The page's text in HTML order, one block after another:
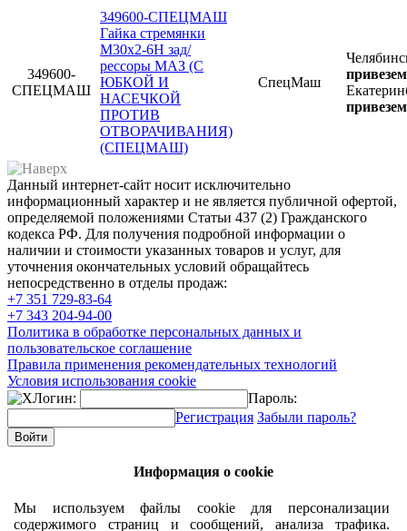
349600-
СПЕЦМАШ
349600-СПЕЦМАШ
Гайка стремянки
М30х2-6Н зад/
рессоры МАЗ (С
ЮБКОЙ И
НАСЕЧКОЙ
ПРОТИВ
ОТВОРАЧИВАНИЯ)
(СПЕЦМАШ)
СпецМаш
Данный интернет-сайт носит исключительно
информационный характер и не является публичной офертой,
определяемой положениями Статьи 437 (2) Гражданского
кодекса РФ. Для получения подробной информации о
наличии и стоимости указанных товаров и услуг, для
уточнения окончательных условий обращайтесь
непосредственно в отделы продаж:
+7 351 729-83-64
+7 343 204-94-00
Политика в обработке персональных данных и
пользовательское соглашение
Правила применения рекомендательных технологий
Условия использования cookie
Логин:
Пароль:
Регистрация Забыли пароль?
Информация о cookie
Мы используем файлы cookie для персонализации
содержимого страниц и сообщений, анализа трафика.